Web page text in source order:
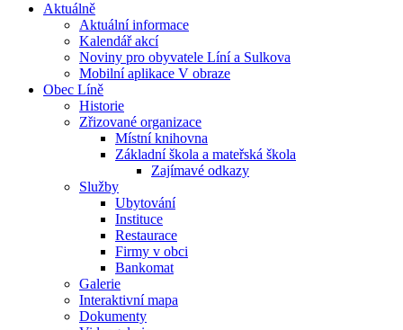
Aktuálně
Aktuální informace
Kalendář akcí
Noviny pro obyvatele Líní a Sulkova
Mobilní aplikace V obraze
Obec Líně
Historie
Zřizované organizace
Místní knihovna
Základní škola a mateřská škola
Zajímavé odkazy
Služby
Ubytování
Instituce
Restaurace
Firmy v obci
Bankomat
Galerie
Interaktivní mapa
Dokumenty